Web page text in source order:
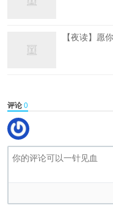
【夜读】愿
评论0